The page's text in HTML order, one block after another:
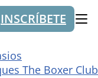
INSCRÍBETE
The Boxer Club